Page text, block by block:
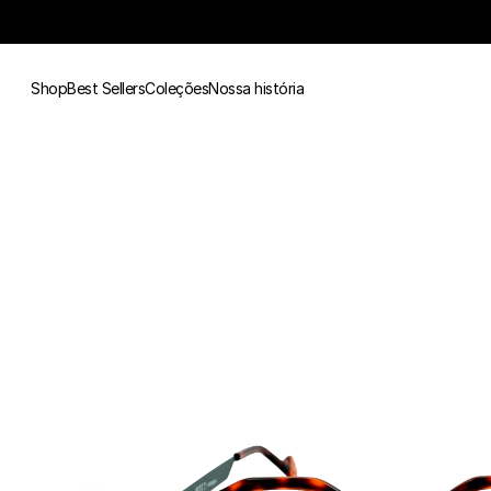
ShopBest SellersColeçõesNossa história